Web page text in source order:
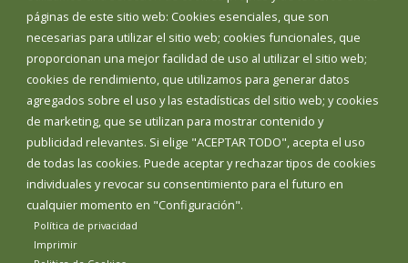
páginas de este sitio web: Cookies esenciales, que son
necesarias para utilizar el sitio web; cookies funcionales, que
proporcionan una mejor facilidad de uso al utilizar el sitio web;
cookies de rendimiento, que utilizamos para generar datos
agregados sobre el uso y las estadísticas del sitio web; y cookies
de marketing, que se utilizan para mostrar contenido y
publicidad relevantes. Si elige "ACEPTAR TODO", acepta el uso
de todas las cookies. Puede aceptar y rechazar tipos de cookies
individuales y revocar su consentimiento para el futuro en
cualquier momento en "Configuración".
Política de privacidad
Imprimir
INICIAR SESIÓN
MAPA WEB